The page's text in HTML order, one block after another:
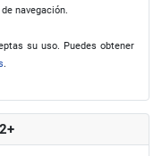
navegación.
su uso. Puedes obtener
.